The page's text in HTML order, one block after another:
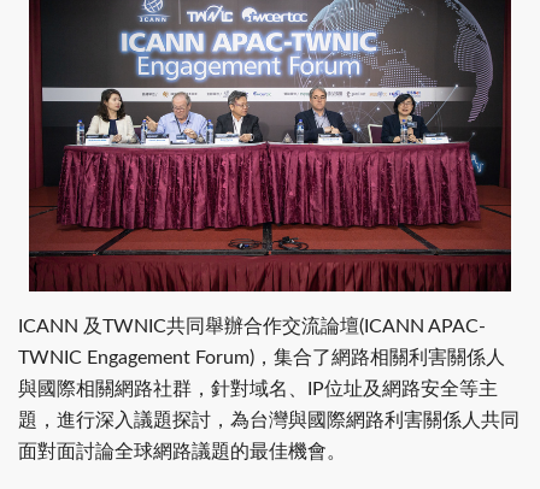
ICANN 及TWNIC共同舉辦合作交流論壇(ICANN APAC-
TWNIC Engagement Forum)，集合了網路相關利害關係人
與國際相關網路社群，針對域名、IP位址及網路安全等主
題，進行深入議題探討，為台灣與國際網路利害關係人共同
面對面討論全球網路議題的最佳機會。